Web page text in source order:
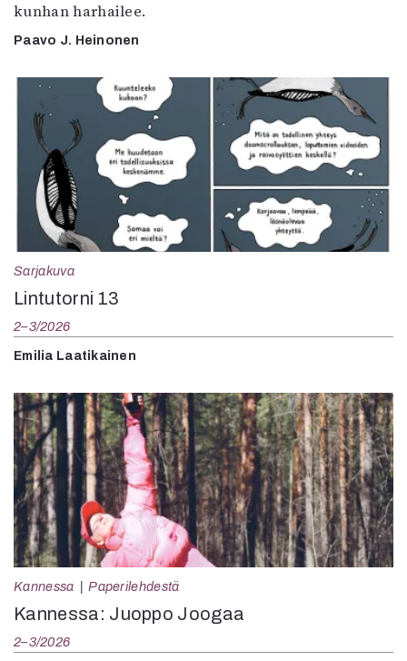
kunhan harhailee.
Paavo J. Heinonen
Sarjakuva
Lintutorni 13
2–3/2026
Emilia Laatikainen
Kannessa Paperilehdestä
Kannessa: Juoppo Joogaa
2–3/2026